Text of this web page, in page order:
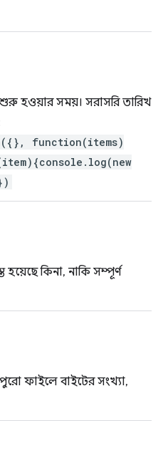
হওয়ার সময়। সরাসরি তারিখ
function(items)
কিনা, নাকি সম্পূর্ণ
ফাইলে বাইটের সংখ্যা,